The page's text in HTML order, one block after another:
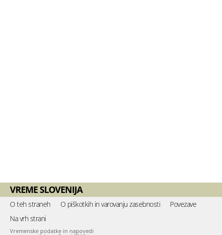
VREME SLOVENIJA
O teh straneh O piškotkih in varovanju zasebnosti
Povezave
Na vrh strani
Vremenske podatke in napovedi